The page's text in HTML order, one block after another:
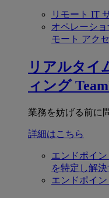
リモート IT
オペレーシ
モート アク
リアルタイ
ィング
業務を妨げる前に
詳細はこちら
エンドポイ
を特定し解決
エンドポイ